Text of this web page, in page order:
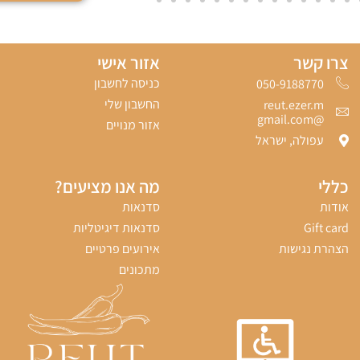
צרו קשר
050-9188770‬
reut.ezer.m
@gmail.com
עפולה, ישראל
אזור אישי
כניסה לחשבון
החשבון שלי
אזור מנויים
כללי
אודות
Gift card
הצהרת נגישות
מה אנו מציעים?
סדנאות
סדנאות דיגיטליות
אירועים פרטיים
מתכונים